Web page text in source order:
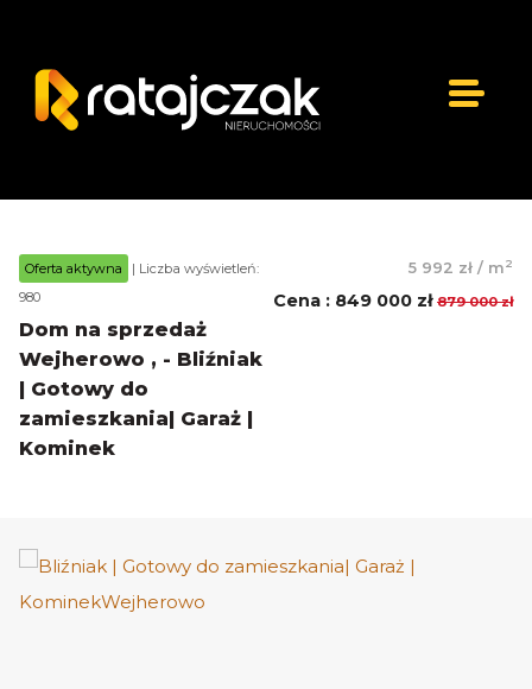
Oferta aktywna
| Liczba wyświetleń:
980
Dom na sprzedaż
Wejherowo , - Bliźniak
| Gotowy do
zamieszkania| Garaż |
Kominek
5 992 zł / m2
Cena : 849 000 zł 879 000 zł